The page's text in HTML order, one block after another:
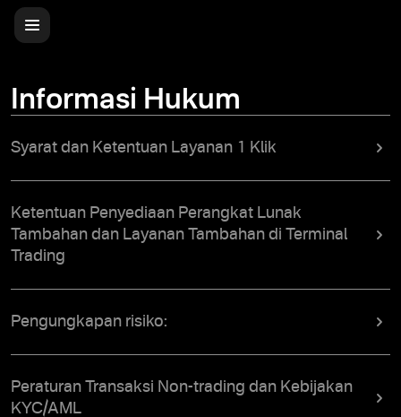
Informasi Hukum
Syarat dan Ketentuan Layanan 1 Klik
Ketentuan Penyediaan Perangkat Lunak
Tambahan dan Layanan Tambahan di Terminal
Trading
Pengungkapan risiko:
Peraturan Transaksi Non-trading dan Kebijakan
KYC/AML